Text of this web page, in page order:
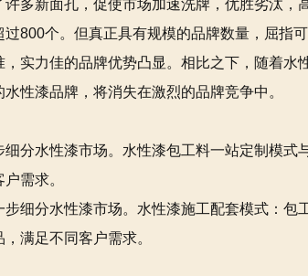
多新面孔，促使市场加速洗牌，优胜劣汰，
800个。但真正具有规模的品牌数量，屈指
实力佳的品牌优势凸显。相比之下，随着水
性漆品牌，将消失在激烈的品牌竞争中。
分水性漆市场。水性漆包工料一站定制模式
需求。
细分水性漆市场。水性漆施工配套模式：包
满足不同客户需求。